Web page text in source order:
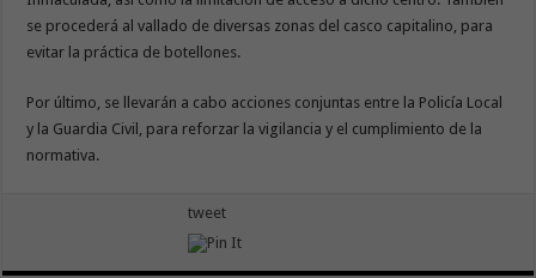
se procederá al vallado de diversas zonas del casco capitalino, para
evitar la práctica de botellones.
Por último, se llevarán a cabo acciones conjuntas entre la Policía Local
y la Guardia Civil, para reforzar la vigilancia y el cumplimiento de la
normativa.
tweet